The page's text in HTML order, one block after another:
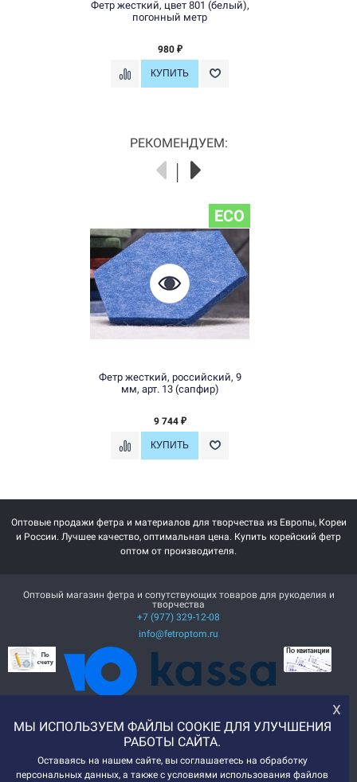
Фетр жесткий, цвет 801 (белый),
погонный метр
980 ₽
РЕКОМЕНДУЕМ:
ECO
Фетр жесткий, российский, 9
мм, арт. 13 (сапфир)
9 744 ₽
Оптовые продажи фетра и материалов для творчества из Европы, Кореи
и России. Лучшее качество, оптимальная цена. Купить корейский фетр
оптом от производителя.
Оптовый магазин фетра и сопутствующих товаров для рукоделия и
творчества
+7 (977) 329-12-08
info@fetroptom.ru
х
МЫ ИСПОЛЬЗУЕМ ФАЙЛЫ COOKIE ДЛЯ УЛУЧШЕНИЯ
РАБОТЫ САЙТА.
Оставаясь на нашем сайте, вы соглашаетесь на обработку
персональных данных, а также с условиями использования файлов